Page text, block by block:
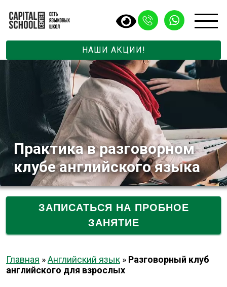
НАШИ АКЦИИ!
Практика в разговорном
клубе английского языка
ЗАПИСАТЬСЯ НА ПРОБНОЕ
ЗАНЯТИЕ
Главная »Английский язык » Разговорный клуб
английского для взрослых